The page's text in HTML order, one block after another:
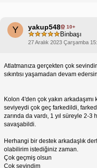
Y yakup548 10+
Binbaşı
27 Aralık 2023 Çarşamba
Atlatmanıza gerçekten çok
sıkıntısı yaşamadan devam
Kolon 4'den çok yakın
seviyeydi çok geç farkedildi,
zarında da vardı, 1 yıl süreyle 2-3
savaşabildi.
Herhangi bir destek arkadaşlık
olabilirim istediğiniz zaman.
Çok geçmiş olsun
Çok sevindim